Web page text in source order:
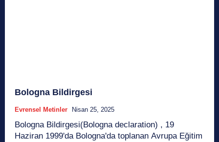
Bologna Bildirgesi
Evrensel Metinler Nisan 25, 2025
Bologna Bildirgesi(Bologna declaration) , 19
Haziran 1999'da Bologna'da toplanan Avrupa Eğitim